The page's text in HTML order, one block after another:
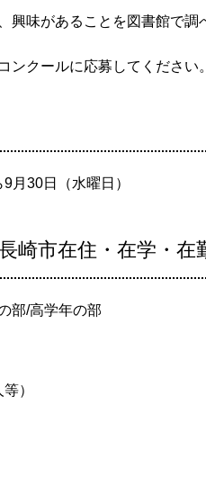
興味があることを図書館で調
ンクールに応募してください
月30日（水曜日）
市在住・在学・在
部/高学年の部
）